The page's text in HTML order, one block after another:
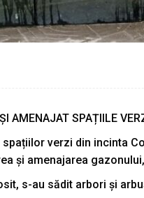
AMENAJAT SPAȚIILE
verzi din incinta
și amenajarea
s-au sădit arbori și